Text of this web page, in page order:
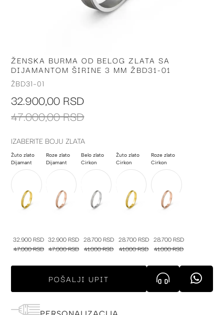
Skip
to
the
of
images
ŽENSKA BURMA OD BELOG ZLATA SA
DIJAMANTOM ŠIRINE 3 MM ŽBD31-01
ŽBD31-01
32.900,00 RSD
47.000,00 RSD
IZABERITE BOJU ZLATA
Žuto zlato
Dijamant
32.900 RSD
47.000 RSD
Roze zlato
Dijamant
32.900 RSD
47.000 RSD
Belo zlato
Cirkon
28.700 RSD
41.000 RSD
Žuto zlato
Cirkon
28.700 RSD
41.000 RSD
Roze zlato
Cirkon
28.700 RSD
41.000 RSD
POŠALJI UPIT